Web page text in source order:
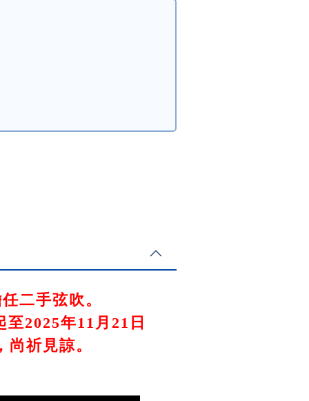
二手弦吹。
2025年11月21日
祈見諒。